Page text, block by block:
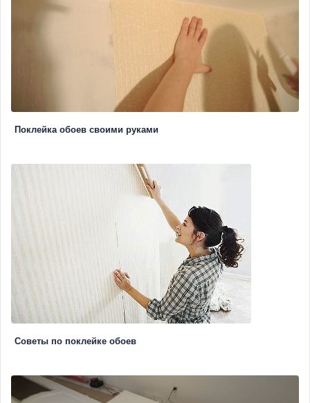
Поклейка обоев своими руками
Советы по поклейке обоев